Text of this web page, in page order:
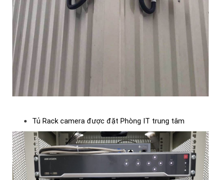
Tủ Rack camera được đặt Phòng IT trung tâm